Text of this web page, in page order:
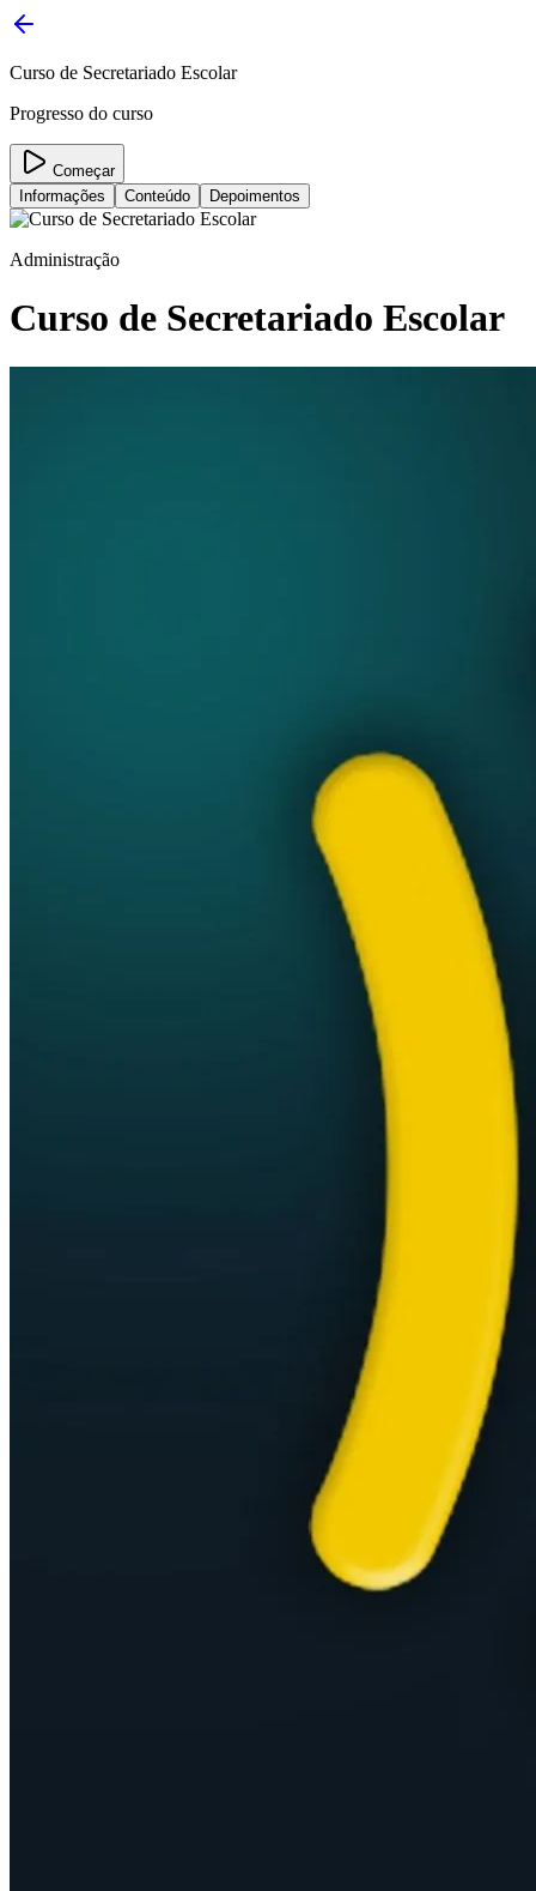
Curso de Secretariado Escolar
Progresso do curso
Começar
Informações
Conteúdo Depoimentos
Administração
Curso de Secretariado Escolar